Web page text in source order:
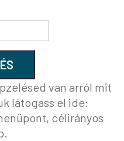
van arról mit
látogass el ide:
célirányos